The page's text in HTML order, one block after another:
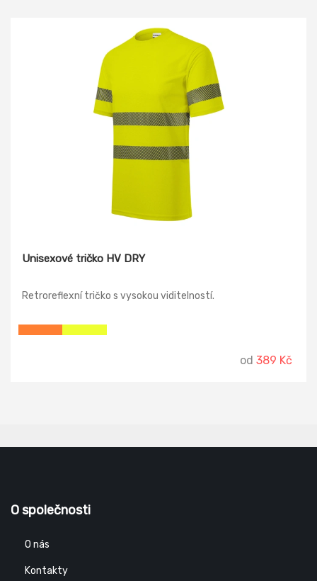
Unisexové tričko HV DRY
Retroreflexní tričko s vysokou viditelností.
od 389 Kč
O společnosti
O nás
Kontakty